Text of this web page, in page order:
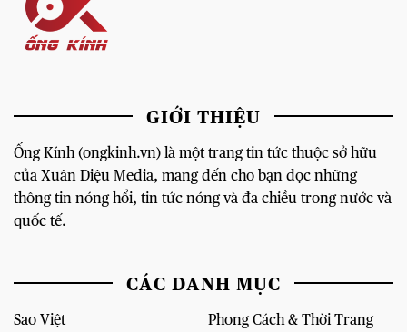
GIỚI THIỆU
Ống Kính (ongkinh.vn) là một trang tin tức thuộc sở hữu
của Xuân Diệu Media, mang đến cho bạn đọc những
thông tin nóng hổi, tin tức nóng và đa chiều trong nước và
quốc tế.
CÁC DANH MỤC
Sao Việt
Phong Cách & Thời Trang